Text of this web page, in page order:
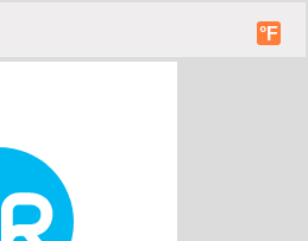
°F